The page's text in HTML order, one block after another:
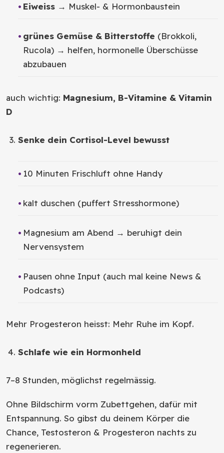
Eiweiss→ Muskel- & Hormonbaustein
grünes Gemüse & Bitterstoffe (Brokkoli,
Rucola) → helfen, hormonelle Überschüsse
abzubauen
auch wichtig: Magnesium, B-Vitamine & Vitamin
D
Senke dein Cortisol-Level bewusst
10 Minuten Frischluft ohne Handy
kalt duschen (puffert Stresshormone)
Magnesium am Abend → beruhigt dein
Nervensystem
Pausen ohne Input (auch mal keine News &
Podcasts)
Mehr Progesteron heisst: Mehr Ruhe im Kopf.
Schlafe wie ein Hormonheld
7–8 Stunden, möglichst regelmässig.
Ohne Bildschirm vorm Zubettgehen, dafür mit
Entspannung. So gibst du deinem Körper die
Chance, Testosteron & Progesteron nachts zu
regenerieren.